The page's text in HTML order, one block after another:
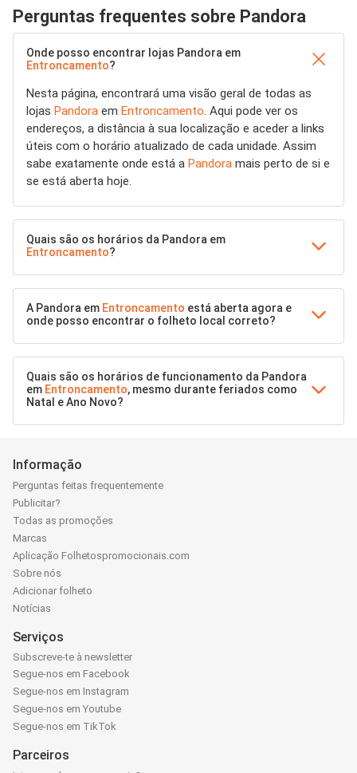
Perguntas frequentes sobre Pandora
Onde posso encontrar lojas Pandora em
Entroncamento?
Nesta página, encontrará uma visão geral de todas as
lojas Pandora em Entroncamento. Aqui pode ver os
endereços, a distância à sua localização e aceder a links
úteis com o horário atualizado de cada unidade. Assim
sabe exatamente onde está a Pandora mais perto de si e
se está aberta hoje.
Quais são os horários da Pandora em
Entroncamento?
A Pandora em Entroncamento está aberta agora e
onde posso encontrar o folheto local correto?
Quais são os horários de funcionamento da Pandora
em Entroncamento, mesmo durante feriados como
Natal e Ano Novo?
Informação
Perguntas feitas frequentemente
Publicitar?
Todas as promoções
Marcas
Aplicação Folhetospromocionais.com
Sobre nós
Adicionar folheto
Notícias
Serviços
Subscreve-te à newsletter
Segue-nos em Facebook
Segue-nos em Instagram
Segue-nos em Youtube
Segue-nos em TikTok
Parceiros